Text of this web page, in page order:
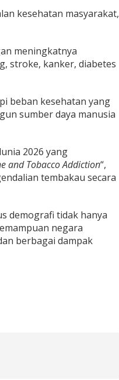
kesehatan masyarakat,
meningkatnya
stroke, kanker, diabetes
beban kesehatan yang
sumber daya manusia
2026 yang
and Tobacco Addiction“,
tembakau secara
demografi tidak hanya
negara
berbagai dampak